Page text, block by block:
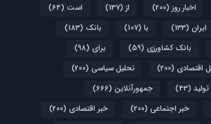
اخبار روز (200) از (137) است (64)
ایران (133) با (107) بانک (183)
بانک کشاورزی (59) برای (98)
اقتصادی (200) تحلیل سیاسی (200)
تولید (43) جمهورآنلاین (666)
خبر اجتماعی (200) خبر اقتصادی (200)